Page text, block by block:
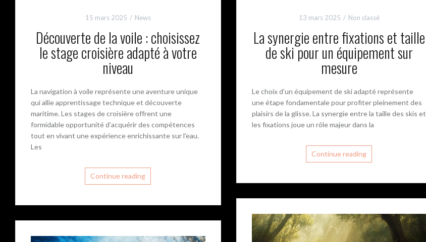
15 mars 2025 News
Découverte de la voile : choisissez
le stage croisière adapté à votre
niveau
La navigation à voile représente une aventure unique
qui allie apprentissage technique et découverte
maritime. Les stages de croisière offrent une
formidable opportunité d’acquérir des compétences
tout en vivant une expérience enrichissante sur l’eau.
Les
Continue reading
13 mars 2025 Non classé
La synergie entre fixations et taille
de ski pour un équipement sur
mesure
Le choix d’un équipement de ski adapté représente
une étape fondamentale pour profiter pleinement des
plaisirs de la glisse. La synergie entre la taille des skis et
les fixations joue un rôle majeur dans la
Continue reading